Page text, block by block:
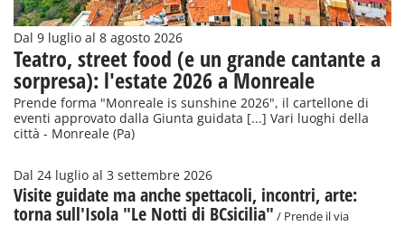
Dal 9 luglio al 8 agosto 2026
Teatro, street food (e un grande cantante a
sorpresa): l'estate 2026 a Monreale
Prende forma "Monreale is sunshine 2026", il cartellone di
eventi approvato dalla Giunta guidata [...] Vari luoghi della
città - Monreale (Pa)
Dal 24 luglio al 3 settembre 2026
Visite guidate ma anche spettacoli, incontri, arte:
torna sull'Isola "Le Notti di BCsicilia" / Prende il via